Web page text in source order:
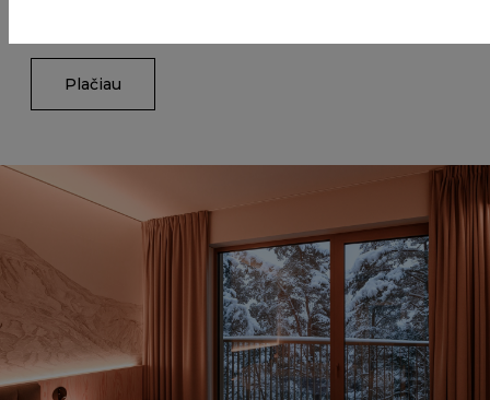
Plačiau